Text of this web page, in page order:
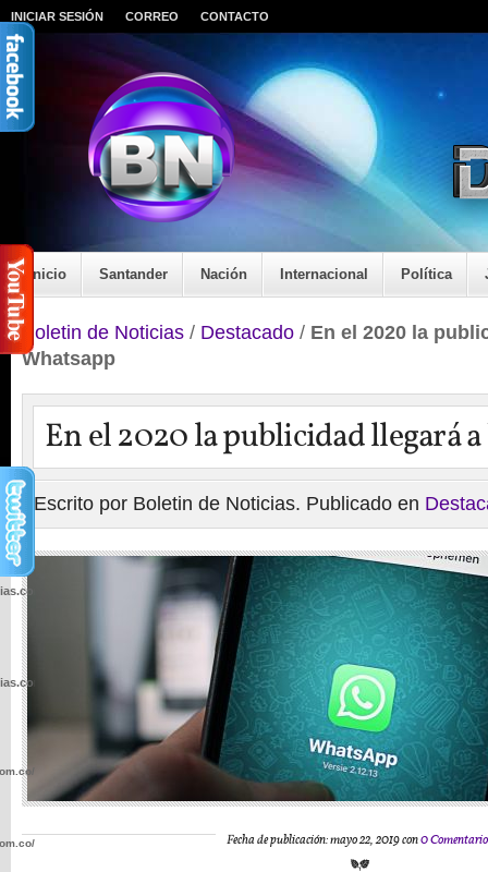
INICIAR SESIÓN CORREO CONTACTO
Inicio Santander Nación Internacional Política
Boletin de Noticias / Destacado / En el 2020 la
Whatsapp
En el 2020 la publicidad llegará
Escrito por Boletin de Noticias. Publicado en
Fecha de publicación: mayo 22, 2019 con0
wp-
wp-
wp-
wp-